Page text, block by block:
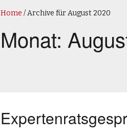
Home /Archive für August 2020
Monat: